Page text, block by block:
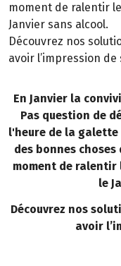
moment de ralentir
Janvier sans alcool.
Découvrez nos
avoir l’impression de
En Janvier la
Pas question de
l'heure de la galette
des bonnes
moment de ralentir
le
Découvrez nos
avoir